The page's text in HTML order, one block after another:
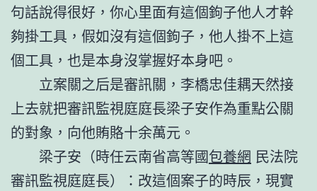
句話說得很好，你心里面有這個鉤子他人才幹
夠掛工具，假如沒有這個鉤子，他人掛不上這
個工具，也是本身沒掌握好本身吧。
立案關之后是審訊關，李橋忠佳耦天然接
上去就把審訊監視庭庭長梁子安作為重點公關
的對象，向他賄賂十余萬元。
梁子安（時任云南省高等國包養網 民法院
審訊監視庭庭長）：改這個案子的時辰，現實